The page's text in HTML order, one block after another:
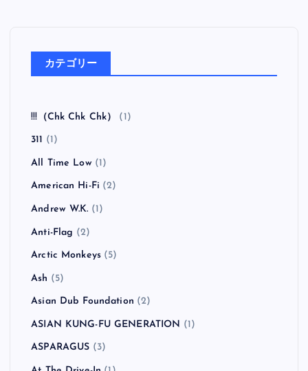
カテゴリー
!!!（Chk Chk Chk） (1)
311 (1)
All Time Low(1)
American Hi-Fi (2)
Andrew W.K. (1)
Anti-Flag (2)
Arctic Monkeys (5)
Ash (5)
Asian Dub Foundation (2)
ASIAN KUNG-FU GENERATION (1)
ASPARAGUS (3)